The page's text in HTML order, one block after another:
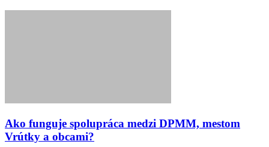
Ako funguje spolupráca medzi DPMM, mestom
Vrútky a obcami?